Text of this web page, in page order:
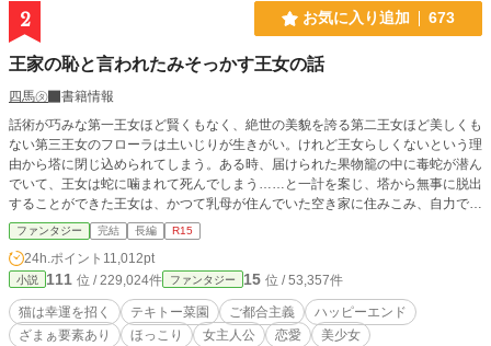
2 お気に入り追加 673
王家の恥と言われたみそっかす王女の話
四馬㋟
書籍情報
話術が巧みな第一王女ほど賢くもなく、絶世の美貌を誇る第二王女ほど美しくも
ない第三王女のフローラは土いじりが生きがい。けれど王女らしくないという理
由から塔に閉じ込められてしまう。ある時、届けられた果物籠の中に毒蛇が潜ん
でいて、王女は蛇に噛まれて死んでしまう……と一計を案じ、塔から無事に脱出
することができた王女は、かつて乳母が住んでいた空き家に住みこみ、自力で生
きていくことを決意。必要なだけ野菜を作り、ついでに観賞用のお花を育てる。
土いじりに没頭していると、気づけば庭一面にお花畑ができていて…… 「お花
を売ったら、お金になるかしら」 おまけに王女の育てる植物には特別な力が宿
っていて、害獣や魔物を寄せ付けない聖域を生み出していた。ただ好きなことを
していただけなのに、人々に感謝され、愛され、やがて聖女としてあがめられる
ようになる、みそっかす王女の話。
ファンタジー 完結 長編 R15
24h.ポイント 11,012pt
小説 111 位 / 229,024件 ファンタジー 15 位 / 53,357件
猫は幸運を招く テキトー菜園 ご都合主義
ハッピーエンド
ざまぁ要素あり
ほっこり 女主人公 恋愛 美少女